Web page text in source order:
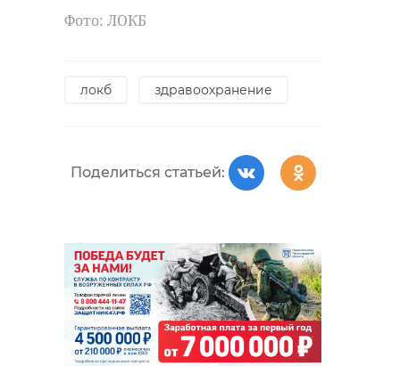
Фото: ЛОКБ
локб здравоохранение
Поделиться статьей: